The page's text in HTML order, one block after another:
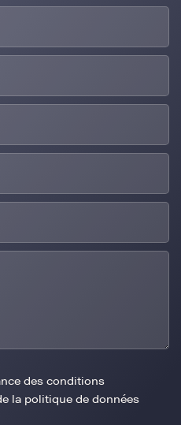
des conditions
la politique de données